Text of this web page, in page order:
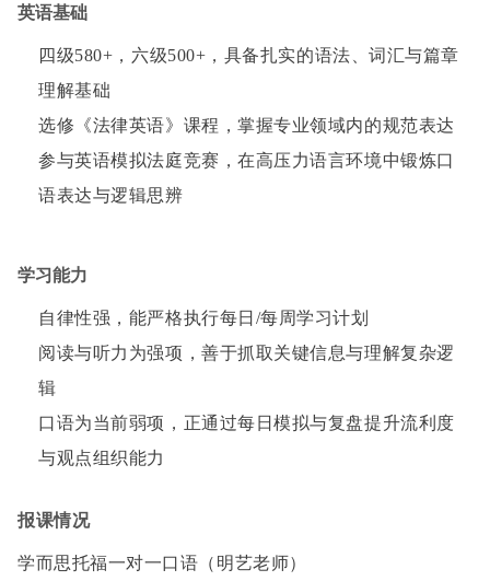
英语基础
四级580+，六级500+，具备扎实的语法、词汇与篇章
理解基础
选修《法律英语》课程，掌握专业领域内的规范表达
参与英语模拟法庭竞赛，在高压力语言环境中锻炼口
语表达与逻辑思辨
学习能力
自律性强，能严格执行每日/每周学习计划
阅读与听力为强项，善于抓取关键信息与理解复杂逻
辑
口语为当前弱项，正通过每日模拟与复盘提升流利度
与观点组织能力
报课情况
学而思托福一对一口语（明艺老师）